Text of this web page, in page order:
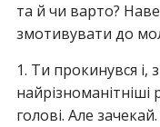
та й чи варто?
змотивувати до
1. Ти прокинувся і,
найрізноманітніші
голові. Але